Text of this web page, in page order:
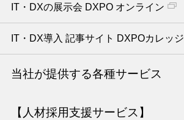
IT・DXの展示会 DXPO オンライン
IT・DX導入 記事サイト DXPOカレッジ
当社が提供する各種サービス
【人材採用支援サービス】